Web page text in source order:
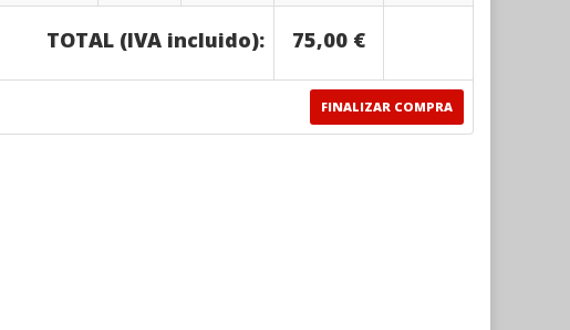
FINALIZAR COMPRA
TOTAL (IVA incluido): 75,00 €